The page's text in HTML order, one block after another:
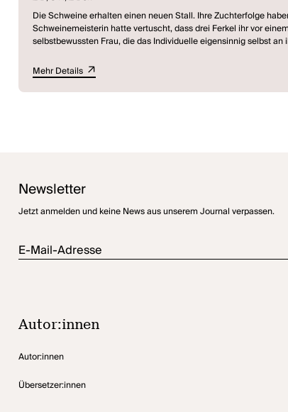
Die Schweine erhalten einen neuen Stall. Ihre Zuchterfolge
Schweinemeisterin hatte vertuscht, dass drei Ferkel ihr vor
selbstbewussten Frau, die das Individuelle eigensinnig selbst
Mehr Details
Newsletter
Jetzt anmelden und keine News aus unserem Journal verpassen.
E-Mail-Adresse
Autor:innen
Autor:innen
Übersetzer:innen